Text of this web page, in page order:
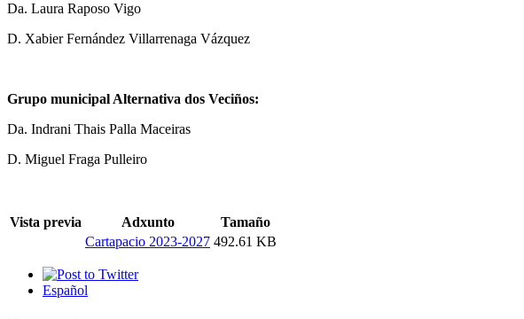
Da. Laura Raposo Vigo
D. Xabier Fernández Villarrenaga Vázquez
Grupo municipal Alternativa dos Veciños:
Da. Indrani Thais Palla Maceiras
D. Miguel Fraga Pulleiro
Vista previa Adxunto
Tamaño
Cartapacio 2023-2027 492.61 KB
Español